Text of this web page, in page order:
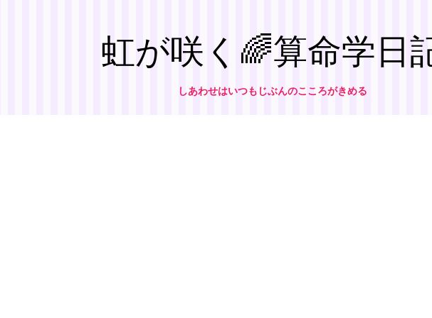
虹が咲く🌈算命学日
しあわせはいつもじぶんのこころがきめる